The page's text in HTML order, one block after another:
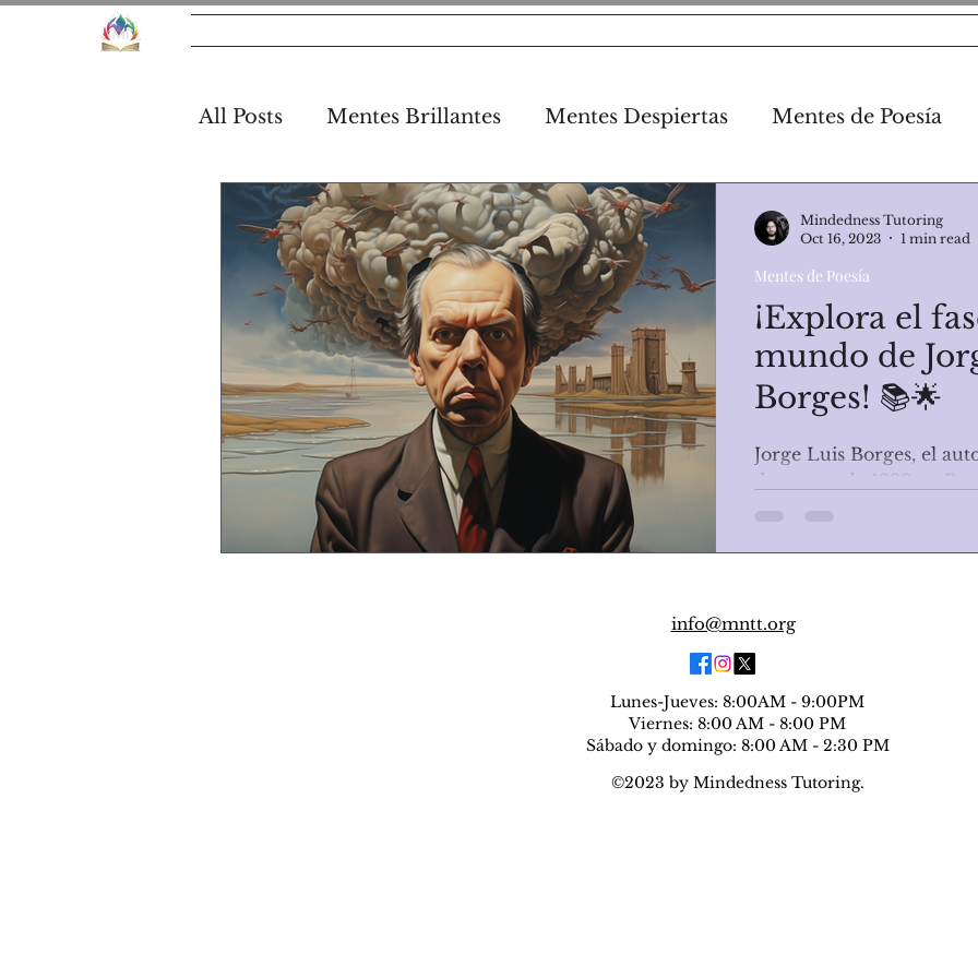
All Posts Mentes Brillantes Mentes Despiertas Mentes de Poesía
Tutorías MT
¡Explora el
mundo de
Borges! 📚🌟
Jorge Luis Borges, el
de agosto de 1899 en
Mentes de Poesía
Mindedness Tutoring
Oct 16, 2023
1 min read
info@mntt.org
Lunes-Jueves: 8:00AM - 9:00PM
Viernes: 8:00 AM - 8:00 PM
Sábado y domingo: 8:00 AM - 2:30 PM
©2023 by Mindedness Tutoring.